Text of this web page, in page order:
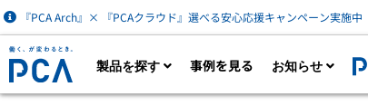
『PCA Arch』× 『PCAクラウド』選べる安心応援キャンペーン実施中
製品を探す 事例を見る お知らせ